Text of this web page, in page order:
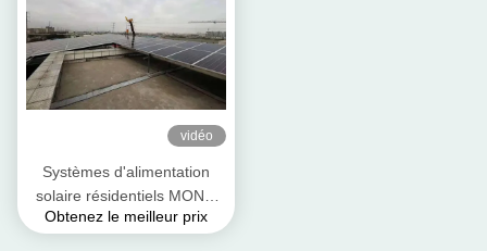
vidéo
Systèmes d'alimentation
solaire résidentiels MONO
144Cells 450W 540W
Obtenez le meilleur prix